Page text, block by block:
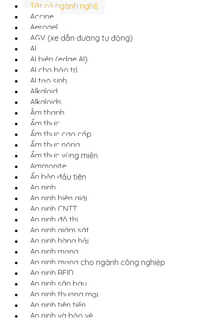
Tất cả ngành nghề
Accine
Aerogel
AGV (xe dẫn đường tự động)
AI
AI biên (edge AI)
AI cho bảo trì
AI tạo sinh
Alkaloid
Alkaloids
Âm thanh
Ẩm thực
Ẩm thực cao cấp
Ẩm thực nóng
Ẩm thực vùng miền
Ammonite
Ấn bản đầu tiên
An ninh
An ninh biên giới
An ninh CNTT
An ninh đô thị
An ninh giám sát
An ninh hàng hải
An ninh mạng
An ninh mạng cho ngành công nghiệp
An ninh RFID
An ninh sân bay
An ninh thương mại
An ninh tiên tiến
An ninh và bảo vệ